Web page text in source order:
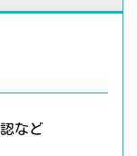
など